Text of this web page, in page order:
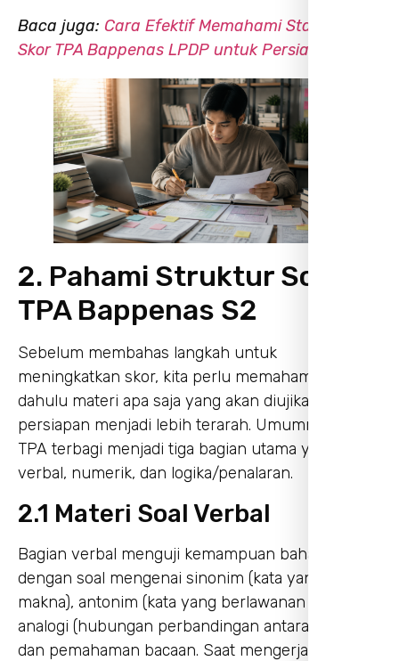
Baca juga: Cara Efektif Memahami Standar
Skor TPA Bappenas LPDP untuk Persiapan
2. Pahami Struktur Soal
TPA Bappenas S2
Sebelum membahas langkah untuk
meningkatkan skor, kita perlu memahami terlebih
dahulu materi apa saja yang akan diujikan agar
persiapan menjadi lebih terarah. Umumnya, soal
TPA terbagi menjadi tiga bagian utama yaitu
verbal, numerik, dan logika/penalaran.
2.1 Materi Soal Verbal
Bagian verbal menguji kemampuan bahasa
dengan soal mengenai sinonim (kata yang mirip
makna), antonim (kata yang berlawanan makna),
analogi (hubungan perbandingan antara kata),
dan pemahaman bacaan. Saat mengerjakan